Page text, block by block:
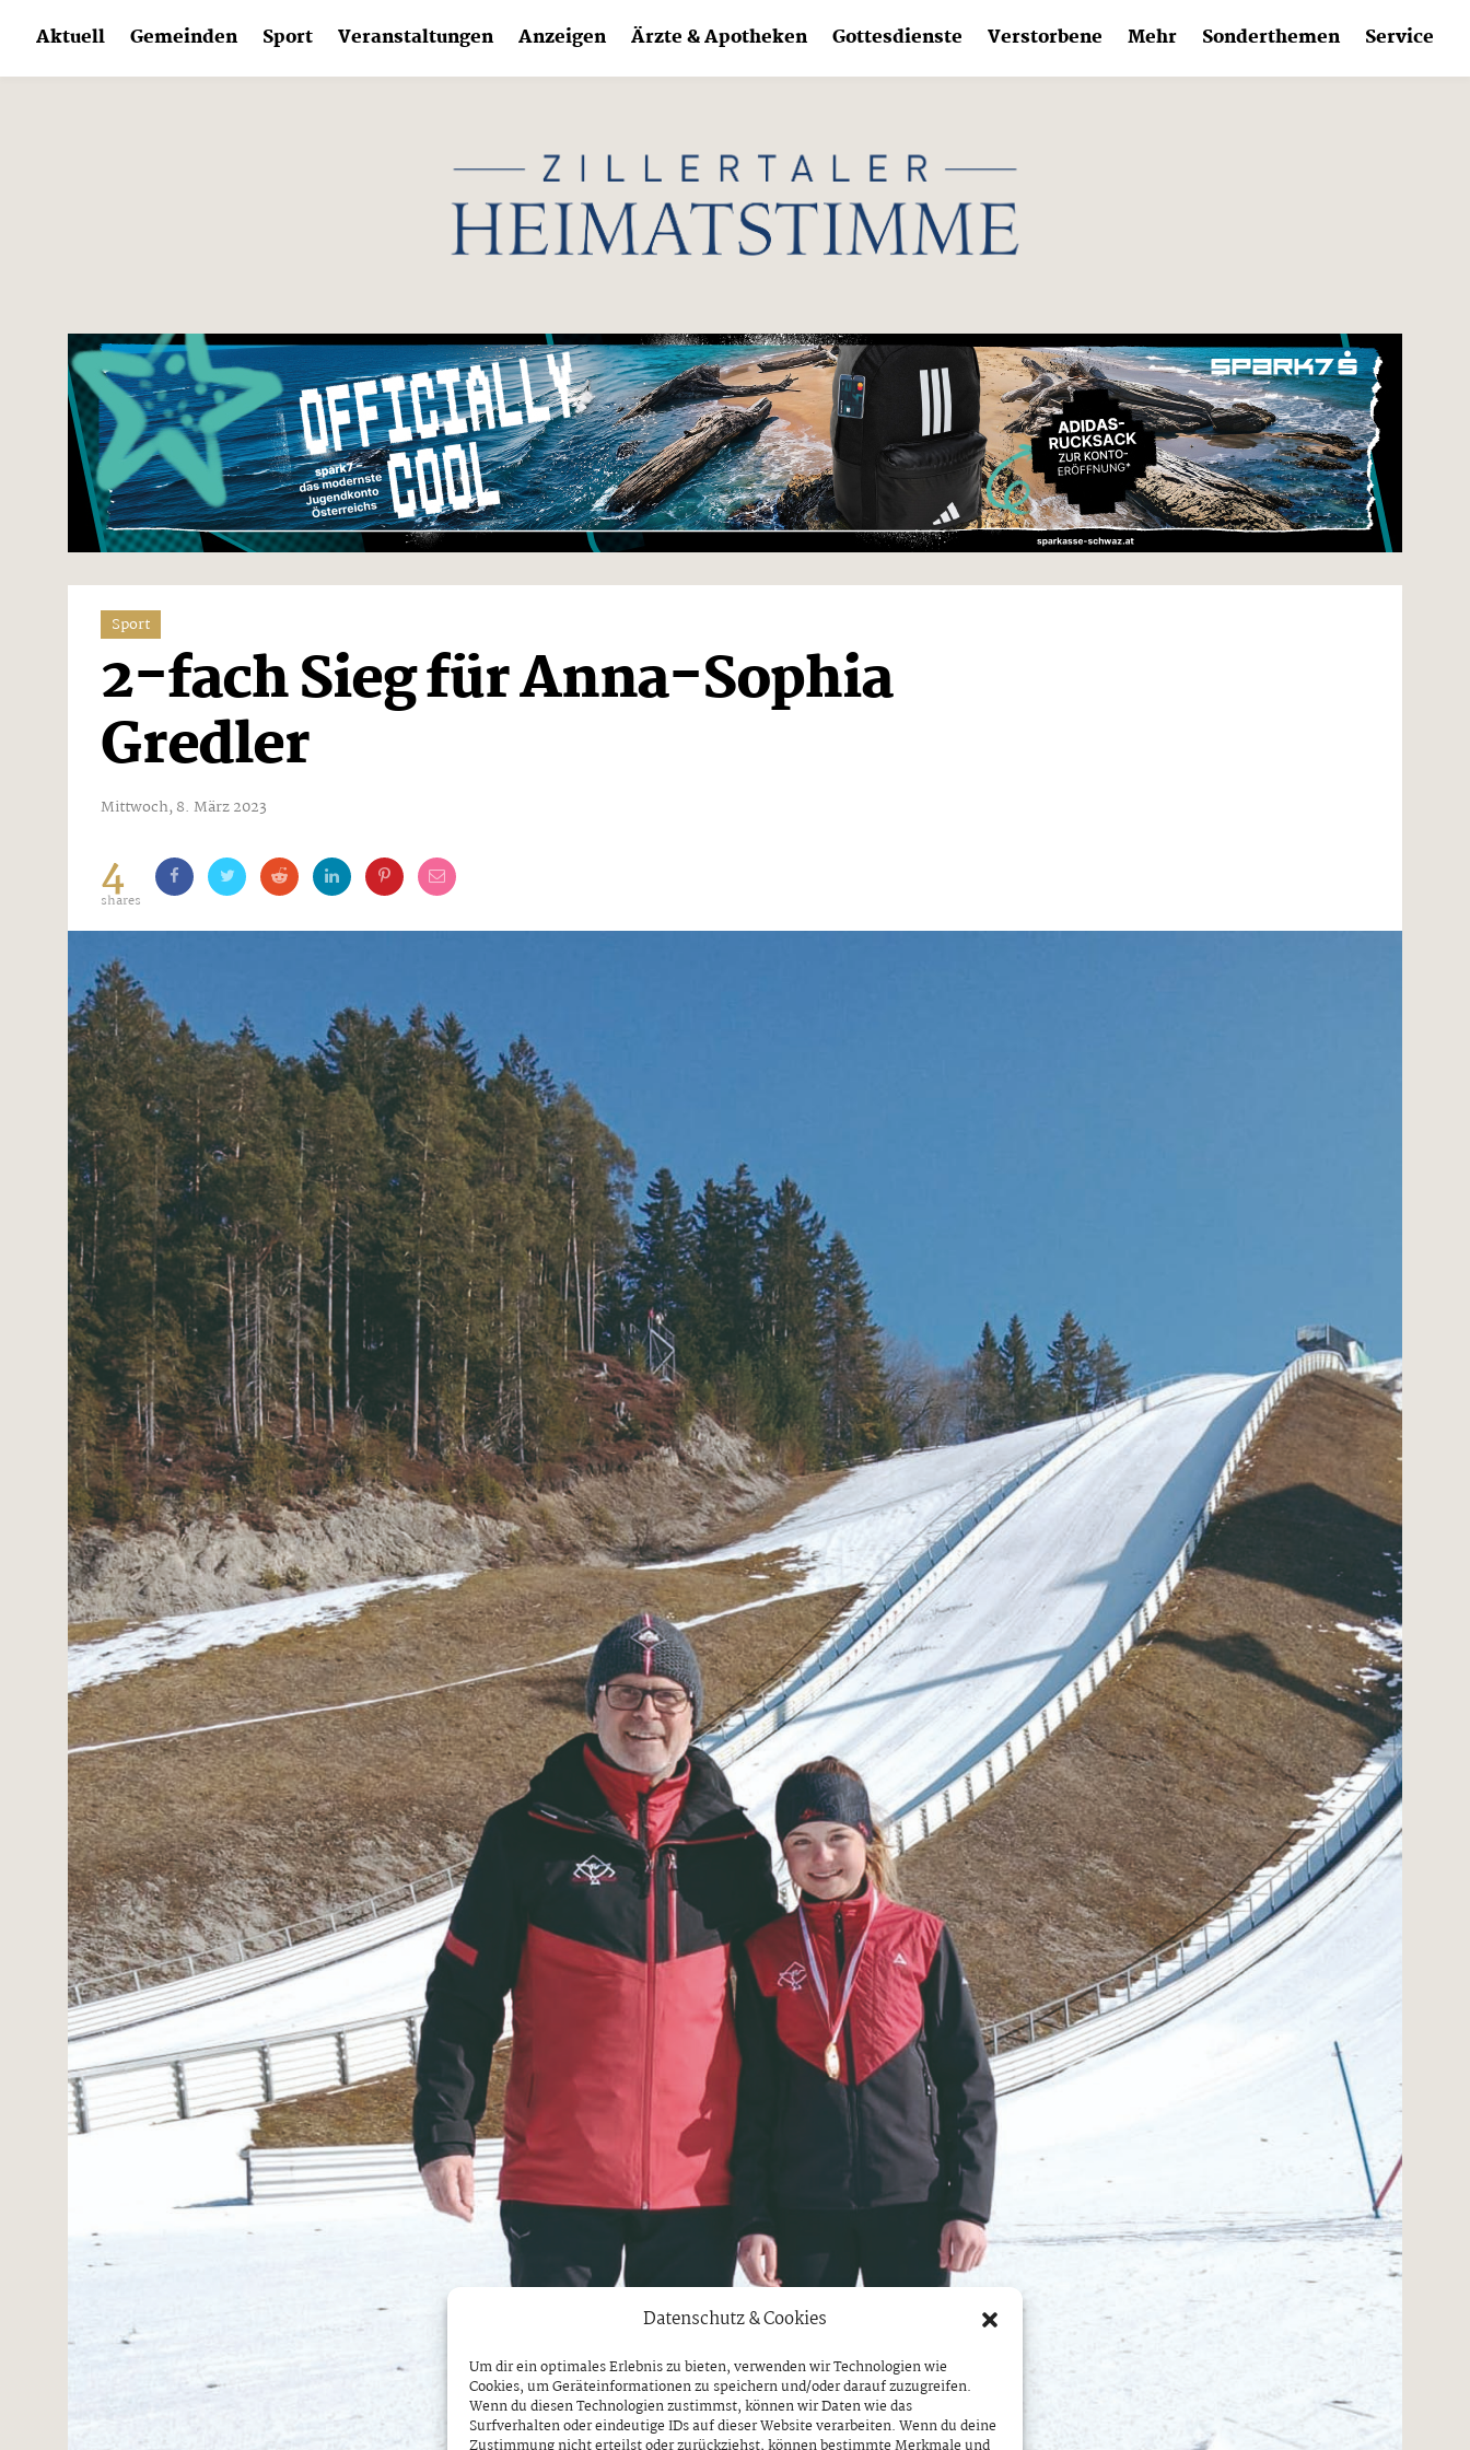
Datenschutz & Cookies
Um dir ein optimales Erlebnis zu bieten, verwenden wir Technologien wie
Cookies, um Geräteinformationen zu speichern und/oder darauf zuzugreifen.
Wenn du diesen Technologien zustimmst, können wir Daten wie das
Surfverhalten oder eindeutige IDs auf dieser Website verarbeiten. Wenn du deine
content
Aktuell Gemeinden Sport Veranstaltungen Anzeigen Ärzte & Apotheken Gottesdienste Verstorbene Mehr Sonderthemen Service
Sport
2-fach Sieg für Anna-Sophia
Gredler
Mittwoch, 8. März 2023
4
shares